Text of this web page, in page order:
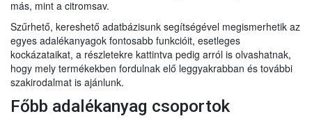
más, mint a citromsav.
Szűrhető, kereshető adatbázisunk segítségével megismerhetik az
egyes adalékanyagok fontosabb funkcióit, esetleges
kockázataikat, a részletekre kattintva pedig arról is olvashatnak,
hogy mely termékekben fordulnak elő leggyakrabban és további
szakirodalmat is ajánlunk.
Főbb adalékanyag csoportok